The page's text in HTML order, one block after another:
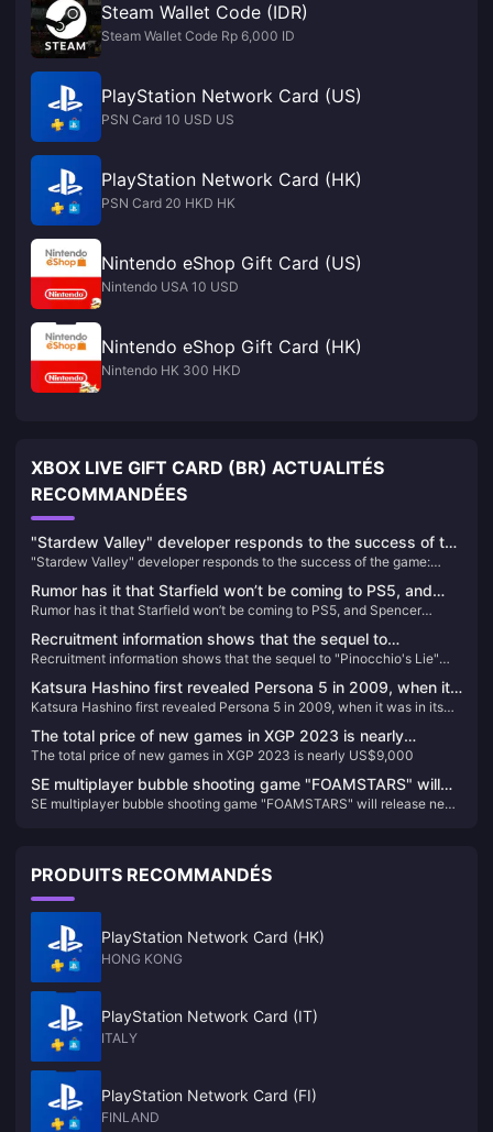
Steam Wallet Code (IDR)
Steam Wallet Code Rp 6,000 ID
PlayStation Network Card (US)
PSN Card 10 USD US
PlayStation Network Card (HK)
PSN Card 20 HKD HK
Nintendo eShop Gift Card (US)
Nintendo USA 10 USD
Nintendo eShop Gift Card (HK)
Nintendo HK 300 HKD
XBOX LIVE GIFT CARD (BR) ACTUALITÉS
RECOMMANDÉES
"Stardew Valley" developer responds to the success of the
game: "The goal of life is not to make money"
"Stardew Valley" developer responds to the success of the game:
Rumor has it that Starfield won’t be coming to PS5, and
Spencer assures employees that Xbox won’t be
discontinued
Rumor has it that Starfield won’t be coming to PS5, and Spencer
Recruitment information shows that the sequel to
"Pinocchio's Lie" will be created using Unreal 5
Recruitment information shows that the sequel to "Pinocchio's Lie"
Katsura Hashino first revealed Persona 5 in 2009, when it
was in its early stages
Katsura Hashino first revealed Persona 5 in 2009, when it was in its
The total price of new games in XGP 2023 is nearly
US$9,000
The total price of new games in XGP 2023 is nearly US$9,000
SE multiplayer bubble shooting game "FOAMSTARS" will
release new information on January 16
SE multiplayer bubble shooting game "FOAMSTARS" will release new
PRODUITS RECOMMANDÉS
PlayStation Network Card (HK)
HONG KONG
PlayStation Network Card (IT)
ITALY
PlayStation Network Card (FI)
FINLAND